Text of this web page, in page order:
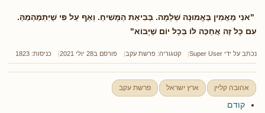
"אנִי מַאֲמִין בֶּאֱמוּנָה שְׁלֵמָה. בְּבִיאַת הַמָּשִׁיחַ. וְאַף עַל פִּי שֶׁיִּתְמַהְמֵהַּ.
עִם כָּל זֶה אֲחַכֶּה לּוֹ בְּכָל יוֹם שֶׁיָּבוֹא"
נכתב על ידי Super User קטגוריה: פרשת עקב פורסם ב28 יולי 2021 כניסות: 1823
אהובה קליין ארץ ישראל פרשת עקב
קודם